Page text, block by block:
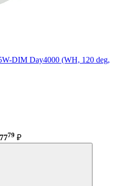
DIM Day4000 (WH, 120 deg,
79 ₽